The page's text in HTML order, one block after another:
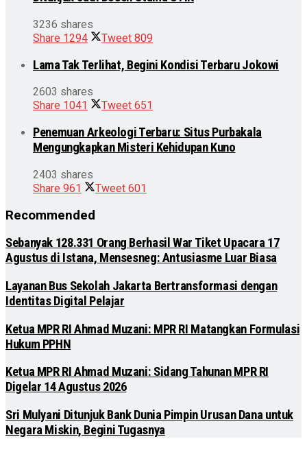
3236 shares
Share 1294 Tweet 809
Lama Tak Terlihat, Begini Kondisi Terbaru Jokowi
2603 shares
Share 1041 Tweet 651
Penemuan Arkeologi Terbaru: Situs Purbakala
Mengungkapkan Misteri Kehidupan Kuno
2403 shares
Share 961 Tweet 601
Recommended
Sebanyak 128.331 Orang Berhasil War Tiket Upacara 17
Agustus di Istana, Mensesneg: Antusiasme Luar Biasa
Layanan Bus Sekolah Jakarta Bertransformasi dengan
Identitas Digital Pelajar
Ketua MPR RI Ahmad Muzani: MPR RI Matangkan Formulasi
Hukum PPHN
Ketua MPR RI Ahmad Muzani: Sidang Tahunan MPR RI
Digelar 14 Agustus 2026
Sri Mulyani Ditunjuk Bank Dunia Pimpin Urusan Dana untuk
Negara Miskin, Begini Tugasnya